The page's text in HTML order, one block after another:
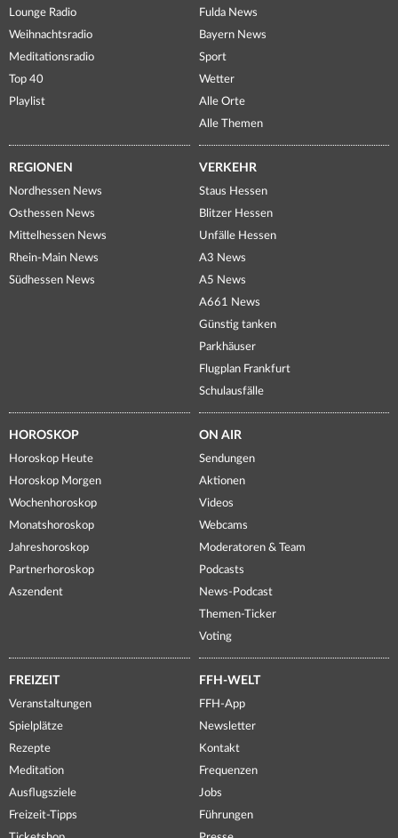
Lounge Radio
Weihnachtsradio
Meditationsradio
Top 40
Playlist
Fulda News
Bayern News
Sport
Wetter
Alle Orte
Alle Themen
REGIONEN
Nordhessen News
Osthessen News
Mittelhessen News
Rhein-Main News
Südhessen News
VERKEHR
Staus Hessen
Blitzer Hessen
Unfälle Hessen
A3 News
A5 News
A661 News
Günstig tanken
Parkhäuser
Flugplan Frankfurt
Schulausfälle
HOROSKOP
Horoskop Heute
Horoskop Morgen
Wochenhoroskop
Monatshoroskop
Jahreshoroskop
Partnerhoroskop
Aszendent
ON AIR
Sendungen
Aktionen
Videos
Webcams
Moderatoren & Team
Podcasts
News-Podcast
Themen-Ticker
Voting
FREIZEIT
Veranstaltungen
Spielplätze
Rezepte
Meditation
Ausflugsziele
Freizeit-Tipps
FFH-WELT
FFH-App
Newsletter
Kontakt
Frequenzen
Jobs
Führungen